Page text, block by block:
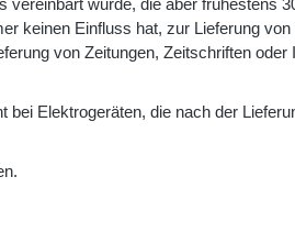
vereinbart wurde, die aber frühestens
keinen Einfluss hat, zur Lieferung
von Zeitungen, Zeitschriften
bei Elektrogeräten, die nach der